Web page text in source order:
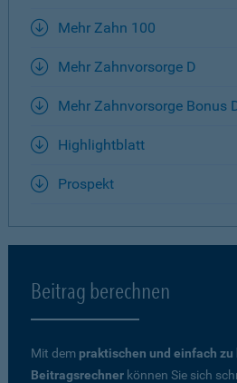
Mehr Zahn 100
Mehr Zahnvorsorge D
Mehr Zahnvorsorge Bonus
Highlightblatt
Prospekt
Beitrag berechnen
Mit dem praktischen und einfach zu
Beitragsrechner können Sie sich